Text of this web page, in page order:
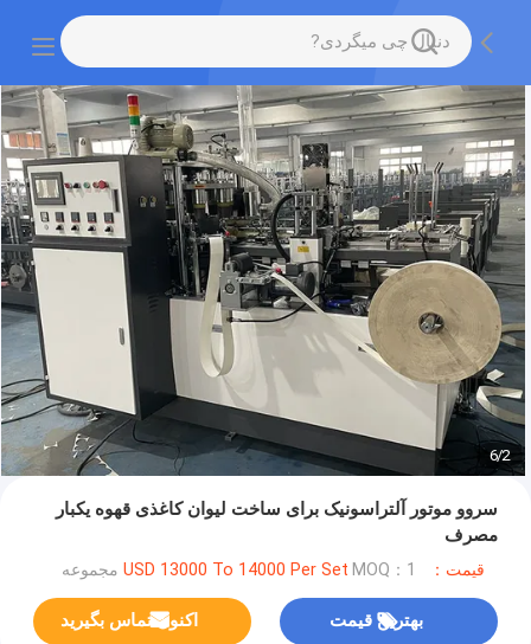
2
/
6
سروو موتور آلتراسونیک برای ساخت لیوان کاغذی قهوه یکبار
مصرف
قیمت：USD 13000 To 14000 Per Set MOQ：1 مجموعه
بهترین قیمت اکنون تماس بگیرید